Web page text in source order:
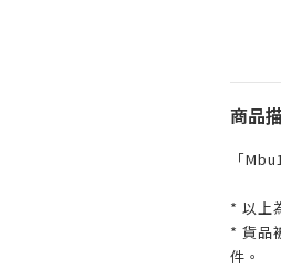
商品
「
* 以上
* 貨品
件。